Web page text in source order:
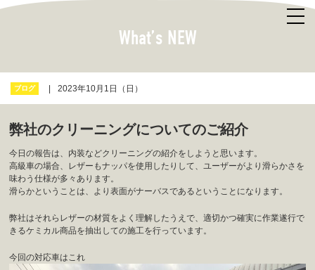
What’s NEW
ブログ 2023年10月1日（日）
弊社のクリーニングについてのご紹介
今日の報告は、内装などクリーニングの紹介をしようと思います。
高級車の場合、レザーもナッパを使用したりして、ユーザーがより滑らかさを
味わう仕様が多々あります。
滑らかということは、より表面がナーバスであるということになります。
弊社はそれらレザーの材質をよく理解したうえで、適切かつ確実に作業遂行で
きるケミカル商品を抽出しての施工を行っています。
今回の対応車はこれ